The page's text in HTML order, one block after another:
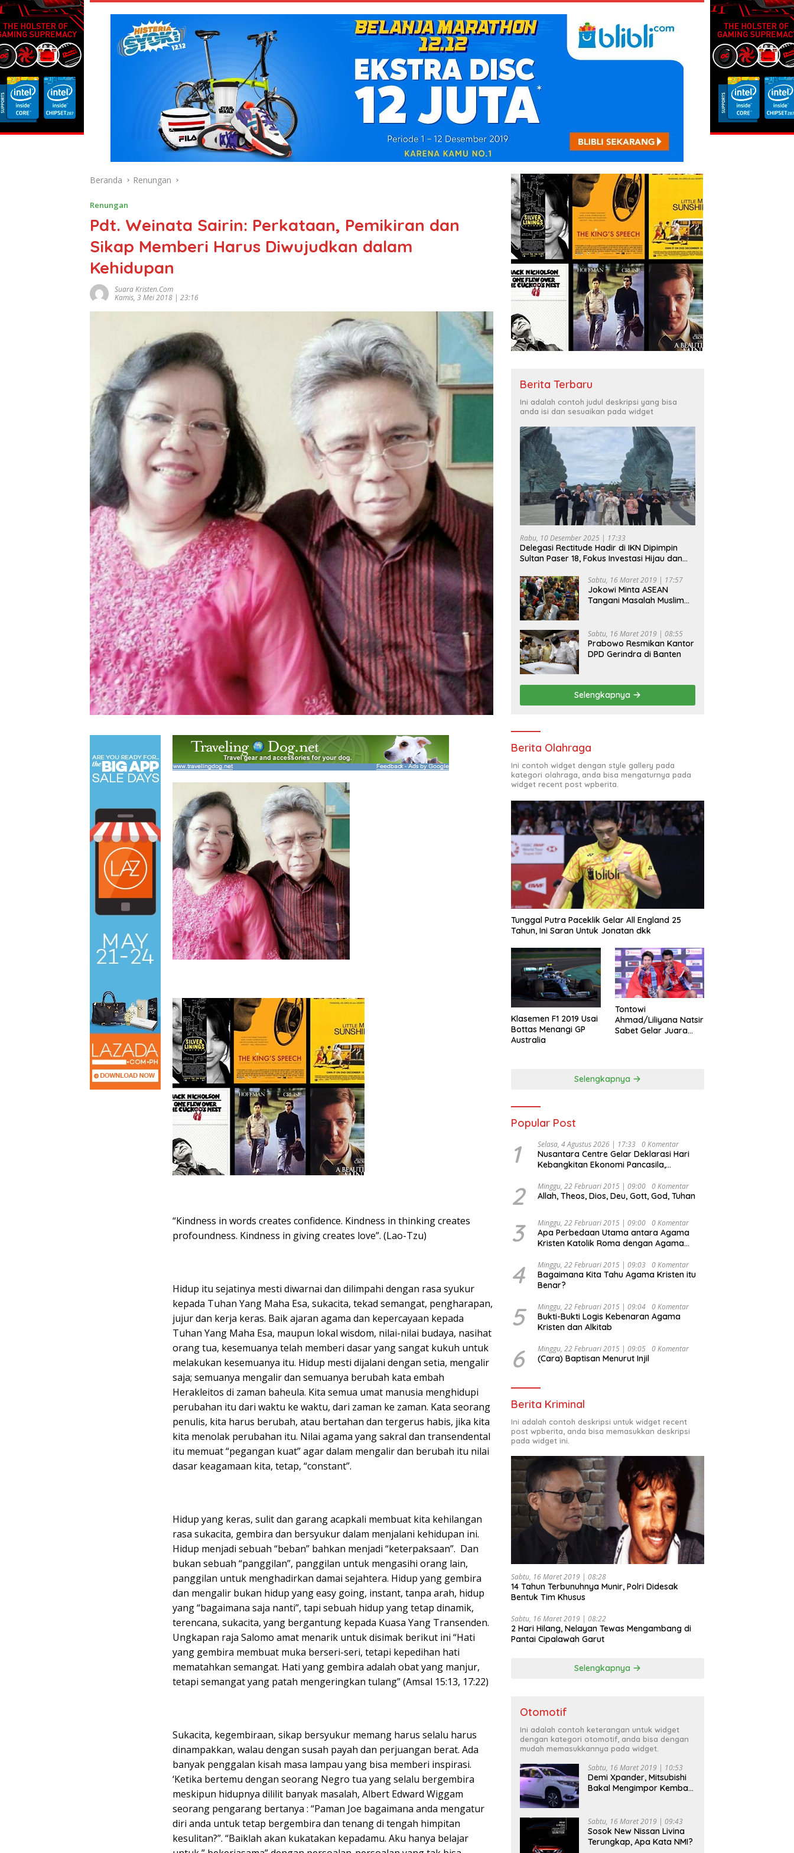
Beranda Renungan
Renungan
Pdt. Weinata Sairin: Perkataan, Pemikiran dan
Sikap Memberi Harus Diwujudkan dalam
Kehidupan
Suara Kristen.com
Kamis, 3 Mei 2018 | 23:16
“Kindness in words creates confidence. Kindness in thinking creates
profoundness. Kindness in giving creates love”. (Lao-Tzu)
Hidup itu sejatinya mesti diwarnai dan dilimpahi dengan rasa syukur
kepada Tuhan Yang Maha Esa, sukacita, tekad semangat, pengharapan,
jujur dan kerja keras. Baik ajaran agama dan kepercayaan kepada
Tuhan Yang Maha Esa, maupun lokal wisdom, nilai-nilai budaya, nasihat
orang tua, kesemuanya telah memberi dasar yang sangat kukuh untuk
melakukan kesemuanya itu. Hidup mesti dijalani dengan setia, mengalir
saja; semuanya mengalir dan semuanya berubah kata embah
Herakleitos di zaman baheula. Kita semua umat manusia menghidupi
perubahan itu dari waktu ke waktu, dari zaman ke zaman. Kata seorang
penulis, kita harus berubah, atau bertahan dan tergerus habis, jika kita
kita menolak perubahan itu. Nilai agama yang sakral dan transendental
itu memuat “pegangan kuat” agar dalam mengalir dan berubah itu nilai
dasar keagamaan kita, tetap, “constant”.
Hidup yang keras, sulit dan garang acapkali membuat kita kehilangan
rasa sukacita, gembira dan bersyukur dalam menjalani kehidupan ini.
Hidup menjadi sebuah “beban” bahkan menjadi “keterpaksaan”. Dan
bukan sebuah “panggilan”, panggilan untuk mengasihi orang lain,
panggilan untuk menghadirkan damai sejahtera. Hidup yang gembira
dan mengalir bukan hidup yang easy going, instant, tanpa arah, hidup
yang “bagaimana saja nanti”, tapi sebuah hidup yang tetap dinamik,
terencana, sukacita, yang bergantung kepada Kuasa Yang Transenden.
Ungkapan raja Salomo amat menarik untuk disimak berikut ini “Hati
yang gembira membuat muka berseri-seri, tetapi kepedihan hati
mematahkan semangat. Hati yang gembira adalah obat yang manjur,
tetapi semangat yang patah mengeringkan tulang” (Amsal 15:13, 17:22)
Sukacita, kegembiraan, sikap bersyukur memang harus selalu harus
dinampakkan, walau dengan susah payah dan perjuangan berat. Ada
banyak penggalan kisah masa lampau yang bisa memberi inspirasi.
‘Ketika bertemu dengan seorang Negro tua yang selalu bergembira
meskipun hidupnya dililit banyak masalah, Albert Edward Wiggam
seorang pengarang bertanya : “Paman Joe bagaimana anda mengatur
diri anda untuk tetap bergembira dan tenang di tengah himpitan
kesulitan?”. “Baiklah akan kukatakan kepadamu. Aku hanya belajar
Berita Terbaru
Ini adalah contoh judul deskripsi yang bisa
anda isi dan sesuaikan pada widget
Rabu, 10 Desember 2025 | 17:33
Delegasi Rectitude Hadir di IKN Dipimpin
Sultan Paser 18, Fokus Investasi Hijau dan
Sabtu, 16 Maret 2019 | 17:57
Jokowi Minta ASEAN
Tangani Masalah Muslim
Sabtu, 16 Maret 2019 | 08:55
Prabowo Resmikan Kantor
DPD Gerindra di Banten
Selengkapnya
Berita Olahraga
Ini contoh widget dengan style gallery pada
kategori olahraga, anda bisa mengaturnya pada
widget recent post wpberita.
Tunggal Putra Paceklik Gelar All England 25
Tahun, Ini Saran Untuk Jonatan dkk
Klasemen F1 2019 Usai
Bottas Menangi GP
Australia
Tontowi
Ahmad/Liliyana Natsir
Sabet Gelar Juara
Selengkapnya
Popular Post
1 Selasa, 4 Agustus 2026 | 17:33 0 Komentar
Nusantara Centre Gelar Deklarasi Hari
Kebangkitan Ekonomi Pancasila,
Djojohadikusumo Anti Penjajahan
(Pergolakan Ekonomi Politik Indonesia) &
Undang Perekonomian Nasional dan
Kesejahteraan Sosial dalam Menata
Bangsa Menuju Indonesia Emas 2045”,
2 Minggu, 22 Februari 2015 | 09:00 0 Komentar
Allah, Theos, Dios, Deu, Gott, God, Tuhan
3 Minggu, 22 Februari 2015 | 09:00 0 Komentar
Apa Perbedaan Utama antara Agama
Kristen Katolik Roma dengan Agama
4 Minggu, 22 Februari 2015 | 09:03 0 Komentar
Bagaimana Kita Tahu Agama Kristen itu
Benar?
5 Minggu, 22 Februari 2015 | 09:04 0 Komentar
Bukti-Bukti Logis Kebenaran Agama
Kristen dan Alkitab
6 Minggu, 22 Februari 2015 | 09:05 0 Komentar
(Cara) Baptisan Menurut Injil
Berita Kriminal
Ini adalah contoh deskripsi untuk widget recent
post wpberita, anda bisa memasukkan deskripsi
pada widget ini.
Sabtu, 16 Maret 2019 | 08:28
14 Tahun Terbunuhnya Munir, Polri Didesak
Bentuk Tim Khusus
Sabtu, 16 Maret 2019 | 08:22
2 Hari Hilang, Nelayan Tewas Mengambang di
Pantai Cipalawah Garut
Selengkapnya
Otomotif
Ini adalah contoh keterangan untuk widget
dengan kategori otomotif, anda bisa dengan
mudah memasukkannya pada widget.
Sabtu, 16 Maret 2019 | 10:53
Demi Xpander, Mitsubishi
Bakal Mengimpor Kembali
Sabtu, 16 Maret 2019 | 09:43
Sosok New Nissan Livina
Terungkap, Apa Kata NMI?